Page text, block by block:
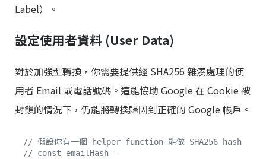
Label）。
設定使用者資料 (User Data)
對於加強型轉換，你需要提供經 SHA256 雜湊處理的使
用者 Email 或電話號碼。這能協助 Google 在 Cookie 被
封鎖的情況下，仍能將轉換歸因到正確的 Google 帳戶。
// 假設你有一個 helper function 能做 SHA256 hash
// const emailHash =